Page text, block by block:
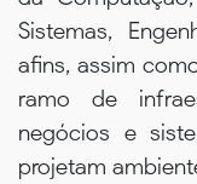
Sistemas,
afins, assim
ramo de
negócios e
projetam